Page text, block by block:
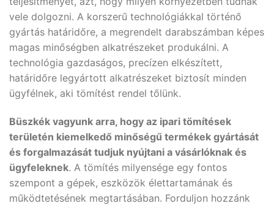
vele dolgozni. A korszerű technológiákkal történő
gyártás határidőre, a megrendelt darabszámban képes
magas minőségben alkatrészeket produkálni. A
technológia gazdaságos, precízen elkészített,
határidőre legyártott alkatrészeket biztosít minden
ügyfélnek, aki tömítést rendel tőlünk.
Büszkék vagyunk arra, hogy az ipari tömítések
területén kiemelkedő minőségű termékek gyártását
és forgalmazását tudjuk nyújtani a vásárlóknak és
ügyfeleknek. A tömítés milyensége egy fontos
szempont a gépek, eszközök élettartamának és
működtetésének megtartásában. Forduljon hozzánk